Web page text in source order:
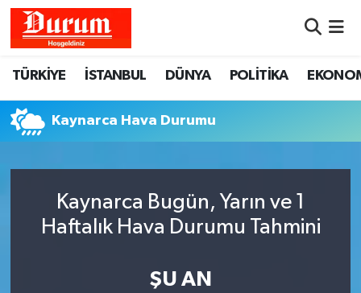
TÜRKİYE İSTANBUL DÜNYA POLİTİKA
Kaynarca Hava Durumu
Kaynarca Bugün, Yarın ve 1
Haftalık Hava Durumu Tahmini
ŞU AN
Hava Durumu
Namaz Vakitleri
Süper Lig Puan Durumu ve Fikstür